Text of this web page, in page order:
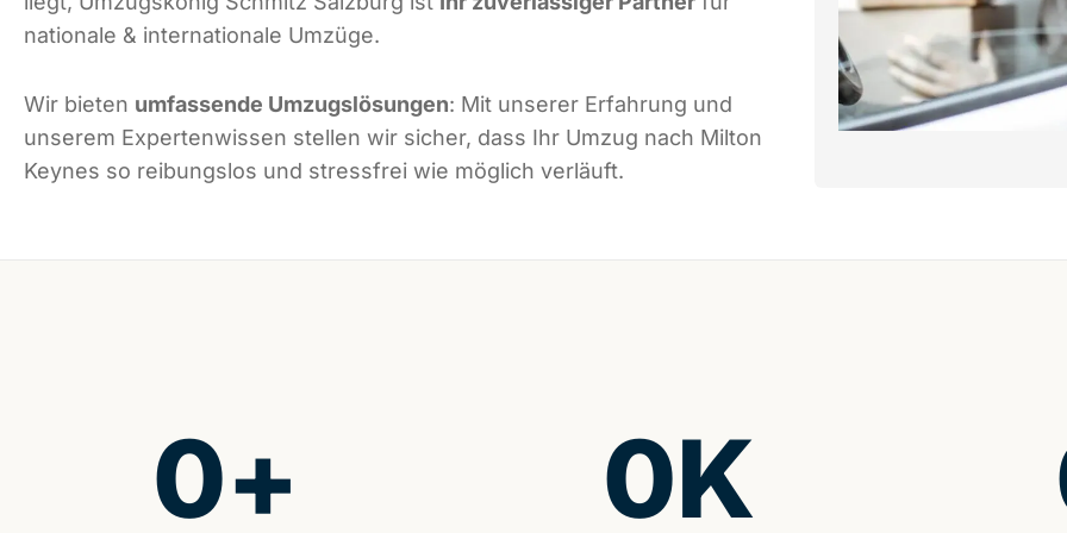
nationale & internationale Umzüge.
Wir bieten umfassende Umzugslösungen: Mit unserer Erfahrung und
unserem Expertenwissen stellen wir sicher, dass Ihr Umzug nach Milton
Keynes so reibungslos und stressfrei wie möglich verläuft.
0+ 0K